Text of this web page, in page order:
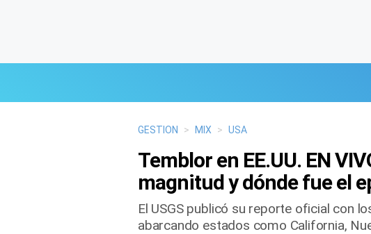
GESTION > MIX > USA
Temblor en EE.UU. EN
magnitud y dónde fue el
El USGS publicó su reporte oficial con
abarcando estados como California,